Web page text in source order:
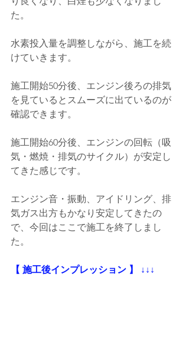
た。
水素投入量を調整しながら、施工を続
けていきます。
施工開始50分後、エンジン後ろの排気
を見ているとスムーズに出ているのが
確認できます。
施工開始60分後、エンジンの回転（吸
気・燃焼・排気のサイクル）が安定し
てきた感じです。
エンジン音・振動、アイドリング、排
気ガス出方もかなり安定してきたの
で、今回はここで施工を終了しまし
た。
【 施工後インプレッション 】 ↓↓↓